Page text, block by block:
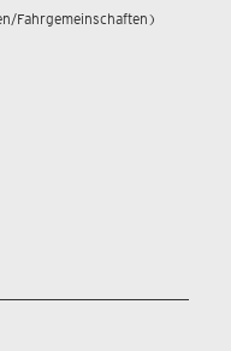
Fahrgemeinschaften)